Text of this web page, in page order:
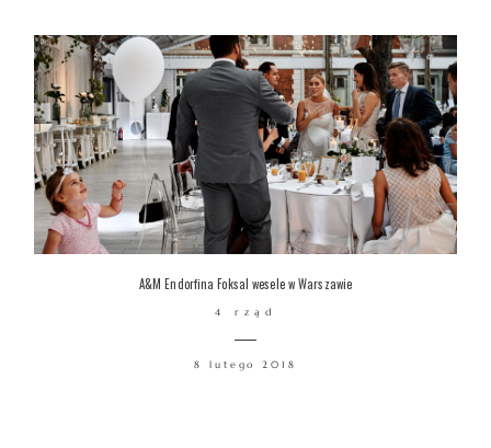
A&M Endorfina Foksal wesele w Warszawie
4 rząd
8 lutego 2018